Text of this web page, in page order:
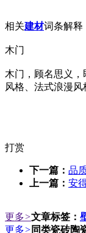
相关建材词条解释
木门
木门，顾名思义
风格、法式浪漫风
打赏
下一篇： 品
上一篇： 安
更多>文章标签：
更多> 同类瓷砖陶